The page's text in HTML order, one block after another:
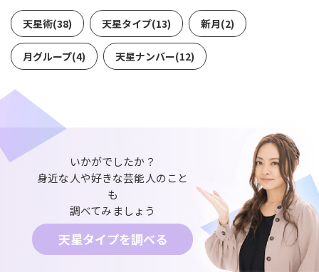
天星術(38) 天星タイプ(13) 新月(2)
月グループ(4) 天星ナンバー(12)
いかがでしたか？
身近な人や好きな芸能人のこと
も
調べてみましょう
天星タイプを調べる